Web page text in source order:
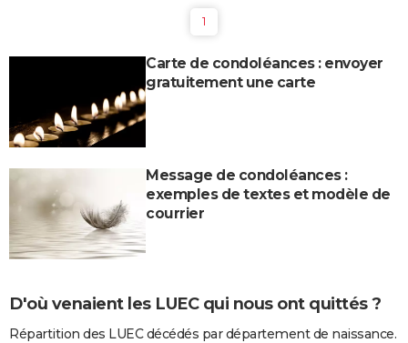
1
Carte de condoléances : envoyer
gratuitement une carte
Message de condoléances :
exemples de textes et modèle de
courrier
D'où venaient les LUEC qui nous ont quittés ?
Répartition des LUEC décédés par département de naissance.